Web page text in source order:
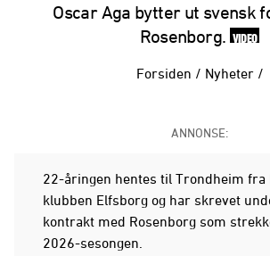
Oscar Aga bytter ut svensk
Rosenborg. VIDEO
Forsiden / Nyheter /
ANNONSE:
22-åringen hentes til Trondheim fra
klubben Elfsborg og har skrevet
kontrakt med Rosenborg som
2026-sesongen.